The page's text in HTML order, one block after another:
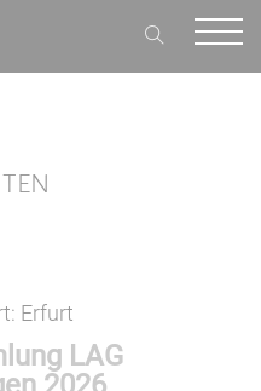
Erfurt
LAG